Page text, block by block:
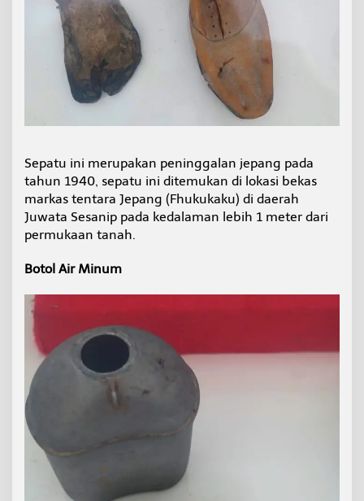
Sepatu ini merupakan peninggalan jepang pada
tahun 1940, sepatu ini ditemukan di lokasi bekas
markas tentara Jepang (Fhukukaku) di daerah
Juwata Sesanip pada kedalaman lebih 1 meter dari
permukaan tanah.
Botol Air Minum